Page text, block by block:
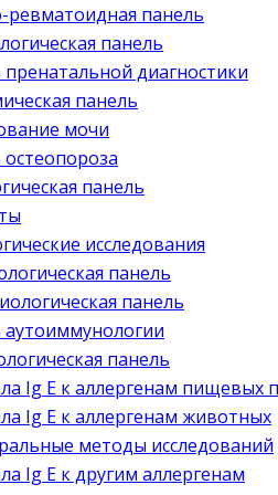
панель
панель
диагностики
панель
мочи
панель
исследования
панель
панель
панель
Ig E к аллергенам пищевых
Ig E к аллергенам животных
методы исследований
Ig E к другим аллергенам